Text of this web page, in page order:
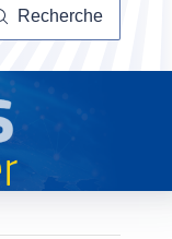
Recherche